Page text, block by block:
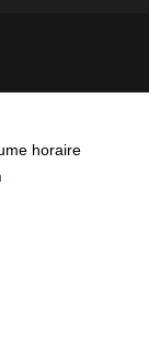
horaire